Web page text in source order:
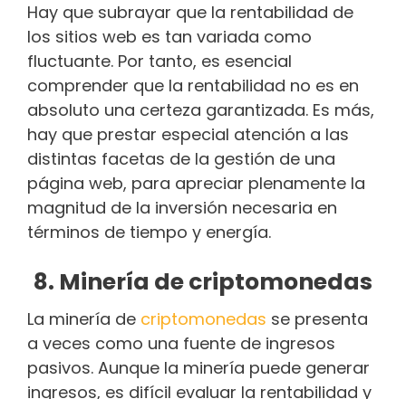
Hay que subrayar que la rentabilidad de
los sitios web es tan variada como
fluctuante. Por tanto, es esencial
comprender que la rentabilidad no es en
absoluto una certeza garantizada. Es más,
hay que prestar especial atención a las
distintas facetas de la gestión de una
página web, para apreciar plenamente la
magnitud de la inversión necesaria en
términos de tiempo y energía.
8. Minería de criptomonedas
La minería de criptomonedas se presenta
a veces como una fuente de ingresos
pasivos. Aunque la minería puede generar
ingresos, es difícil evaluar la rentabilidad y